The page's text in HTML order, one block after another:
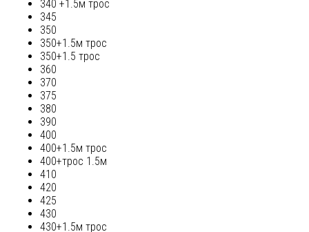
340 +1.5м трос
345
350
350+1.5м трос
350+1.5 трос
360
370
375
380
390
400
400+1.5м трос
400+трос 1.5м
410
420
425
430
430+1.5м трос